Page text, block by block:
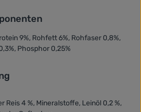
9%, Rohfett 6%, Rohfaser 0,8%,
Phosphor 0,25%
Reis 4 %, Mineralstoffe, Leinöl 0,2 %,